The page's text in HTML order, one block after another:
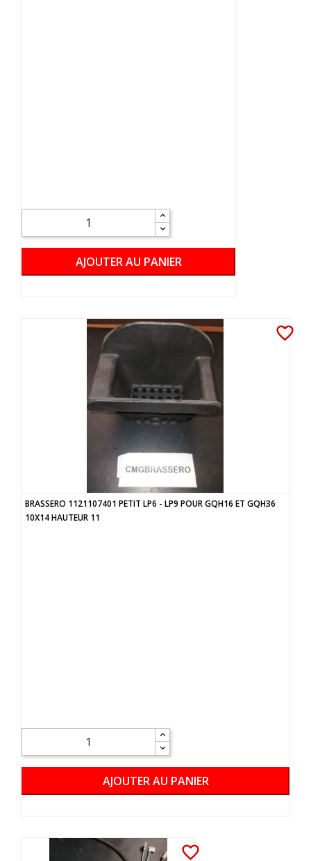
AJOUTER AU PANIER
favorite_border
BRASSERO 1121107401 PETIT LP6 - LP9 POUR GQH16 ET GQH36
10X14 HAUTEUR 11
AJOUTER AU PANIER
favorite_border